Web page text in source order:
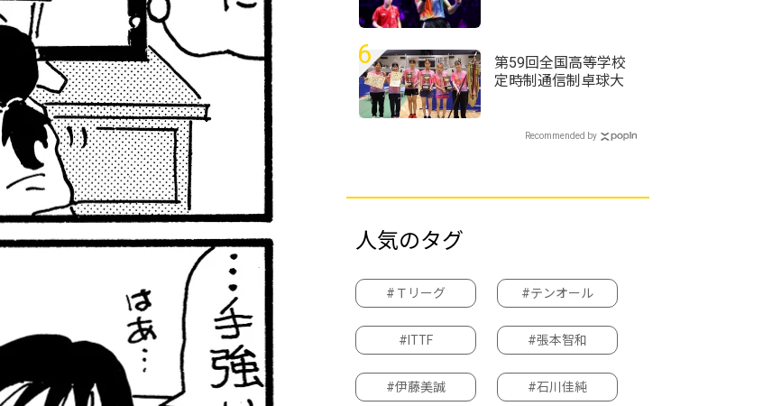
2026＞
6
第59回全国高等学校
定時制通信制卓球大
Recommended by
人気のタグ
#Ｔリーグ #テンオール
#ITTF #張本智和
#伊藤美誠 #石川佳純